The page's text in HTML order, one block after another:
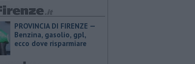
PROVINCIA DI FIRENZE — ​
Benzina, gasolio, gpl,
ecco dove risparmiare